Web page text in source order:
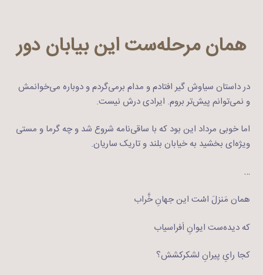
همان مرحله‌ست این بیابان دور
در داستان سیاوش گیر افتادم و مدام برمی‌گردم و دوباره می‌خوانمش
و نمی‌توانم پیش‌تر بروم. ایرادی درش نیست.
اما خوبی مرداد این بود که با ساقی‌نامه شروع شد و چه گرما و مستی
ویژه‌ای بخشید به خیابان‌ بلند و تاریک ساریان.
…
همان مَنزلَ اسْت این جهانِ خَّراب
که دیده‌ست ایوانِ اَفراسیاب
کجا رایِ پیرانِ لشکرکشش؟